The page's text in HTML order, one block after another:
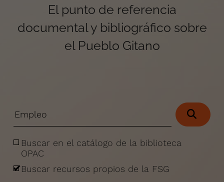
El punto de referencia
documental y bibliográfico sobre
el Pueblo Gitano
Buscar en el catálogo de la biblioteca
OPAC
Buscar recursos propios de la FSG